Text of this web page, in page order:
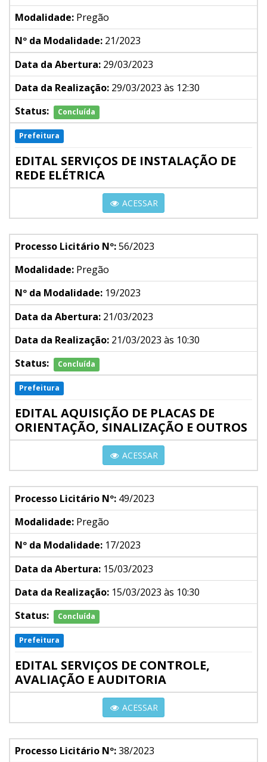
Modalidade: Pregão
Nº da Modalidade: 21/2023
Data da Abertura: 29/03/2023
Data da Realização: 29/03/2023 às 12:30
Status:
Concluída
Prefeitura
EDITAL SERVIÇOS DE INSTALAÇÃO DE
REDE ELÉTRICA
ACESSAR
Processo Licitário Nº:56/2023
Modalidade: Pregão
Nº da Modalidade: 19/2023
Data da Abertura: 21/03/2023
Data da Realização: 21/03/2023 às 10:30
Status:
Concluída
Prefeitura
EDITAL AQUISIÇÃO DE PLACAS DE
ORIENTAÇÃO, SINALIZAÇÃO E OUTROS
ACESSAR
Processo Licitário Nº: 49/2023
Modalidade: Pregão
Nº da Modalidade: 17/2023
Data da Abertura: 15/03/2023
Data da Realização: 15/03/2023 às 10:30
Status:
Concluída
Prefeitura
EDITAL SERVIÇOS DE CONTROLE,
AVALIAÇÃO E AUDITORIA
ACESSAR
Processo Licitário Nº:38/2023